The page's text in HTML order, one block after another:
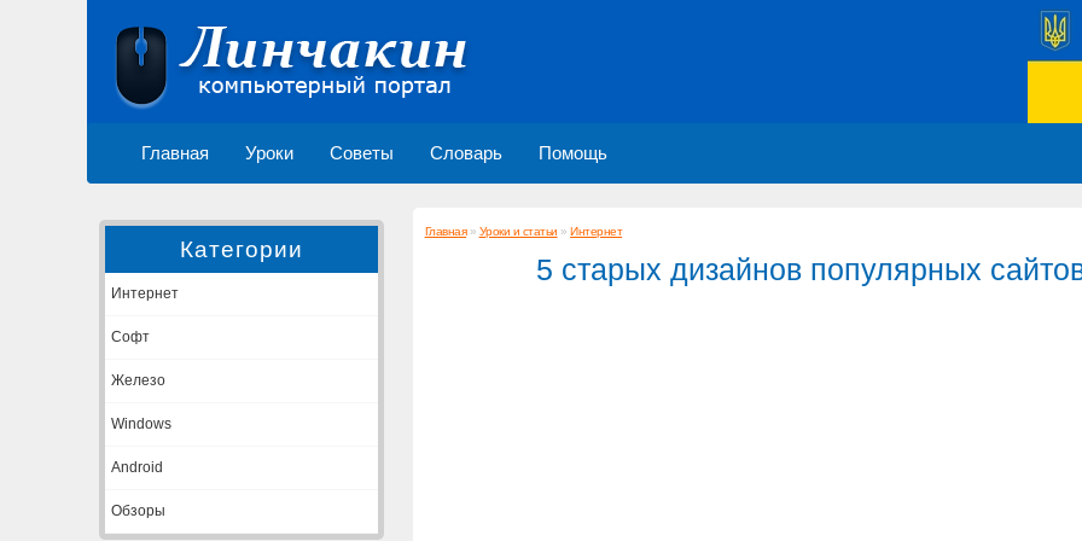
Главная Уроки Советы Словарь Помощь
Категории
Интернет
Софт
Железо
Windows
Android
Обзоры
Главная» Уроки и статьи »Интернет
5 старых дизайнов популярных